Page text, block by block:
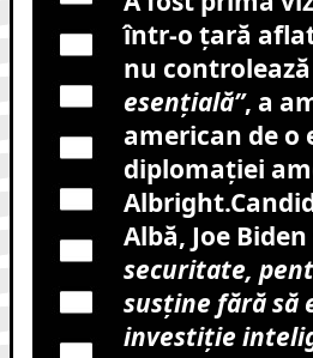
într-o țară
nu
esențială”, a
american de o
diplomației
Albă, Joe
securitate,
susține fără să
investiție